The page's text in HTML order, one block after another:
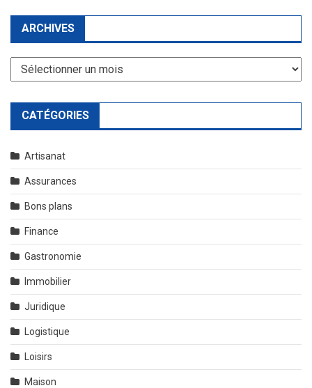
ARCHIVES
Archives
CATÉGORIES
Artisanat
Assurances
Bons plans
Finance
Gastronomie
Immobilier
Juridique
Logistique
Loisirs
Maison